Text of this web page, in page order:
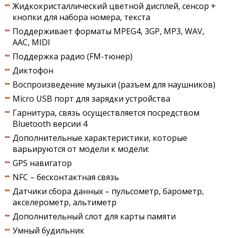
Жидкокристаллический цветной дисплей, сенсор +
кнопки для набора номера, текста
Поддерживает форматы MPEG4, 3GP, MP3, WAV,
AAC, MIDI
Поддержка радио (FM-тюнер)
Диктофон
Воспроизведение музыки (разъем для наушников)
Micro USB порт для зарядки устройства
Гарнитура, связь осуществляется посредством
Bluetooth версии 4
Дополнительные характеристики, которые
варьируются от модели к модели:
GPS навигатор
NFC – бесконтактная связь
Датчики сбора данных – пульсометр, барометр,
акселерометр, альтиметр
Дополнительный слот для карты памяти
Умный будильник